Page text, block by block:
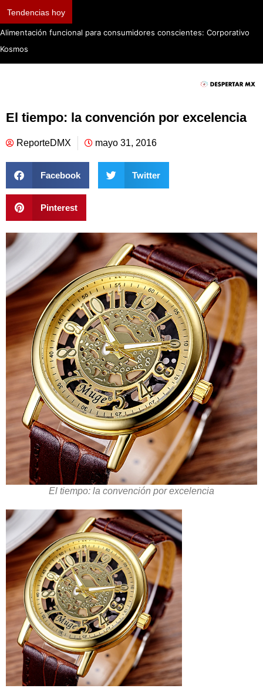
Tendencias hoy
Alimentación funcional para consumidores conscientes: Corporativo
Kosmos
El tiempo: la convención por excelencia
ReporteDMX mayo 31, 2016
Facebook Twitter
Pinterest
El tiempo: la convención por excelencia